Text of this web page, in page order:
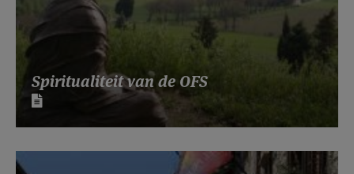
Spiritualiteit van de OFS